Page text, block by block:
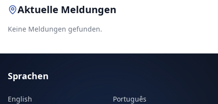
Aktuelle Meldungen
Keine Meldungen gefunden.
Sprachen
English
Português